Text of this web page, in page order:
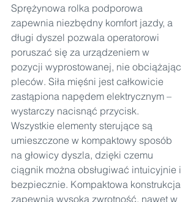
Sprężynowa rolka podporowa
zapewnia niezbędny komfort jazdy, a
długi dyszel pozwala operatorowi
poruszać się za urządzeniem w
pozycji wyprostowanej, nie obciążając
pleców. Siła mięśni jest całkowicie
zastąpiona napędem elektrycznym –
wystarczy nacisnąć przycisk.
Wszystkie elementy sterujące są
umieszczone w kompaktowy sposób
na głowicy dyszla, dzięki czemu
ciągnik można obsługiwać intuicyjnie i
bezpiecznie. Kompaktowa konstrukcja
zapewnia wysoką zwrotność, nawet w